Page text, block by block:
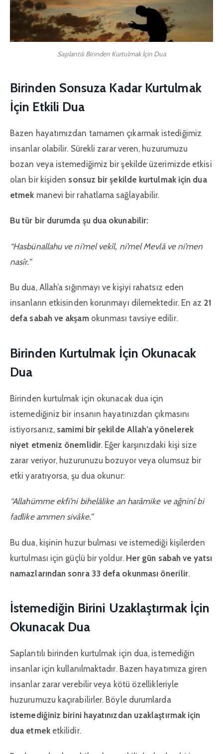
Saplantılı Birinden Kurtulmak İçin Dua
Birinden Sonsuza Kadar Kurtulmak
İçin Etkili Dua
Bazen hayatımızdan tamamen çıkarmak istediğimiz
insanlar olabilir. Sürekli zarar veren, huzurumuzu
bozan veya istemediğimiz bir şekilde üzerimizde etkisi
olan bir kişiden sonsuz bir şekilde kurtulmak için dua
etmek manevi bir rahatlama sağlayabilir.
Bu tür bir durumda şu dua okunabilir:
“Hasbünallahu ve ni’mel vekîl, ni’mel Mevlâ ve ni’men
nasîr.”
Bu dua, Allah’a sığınmayı ve kişiyi rahatsız eden
insanların etkisinden korunmayı dilemektedir. En az 21
defa sabah ve akşamokunması tavsiye edilir.
Birinden Kurtulmak İçin Okunacak
Dua
Birinden kurtulmak için okunacak dua için
istemediğiniz bir insanın hayatınızdan çıkmasını
istiyorsanız, samimi bir şekilde Allah’a yönelerek
niyet etmeniz önemlidir. Eğer karşınızdaki kişi size
zarar veriyor, huzurunuzu bozuyor veya olumsuz bir
etki yaratıyorsa, şu dua okunur:
“Allahümme ekfi’ni bihelâlike an harâmike ve ağninî bi
fadlike ammen sivâke.”
Bu dua, kişinin huzur bulması ve istemediği kişilerden
kurtulması için güçlü bir yoldur. Her gün sabah ve yatsı
namazlarından sonra 33 defa okunması önerilir.
İstemediğin Birini Uzaklaştırmak İçin
Okunacak Dua
Saplantılı birinden kurtulmak için dua, istemediğin
insanlar için kullanılmaktadır. Bazen hayatımıza giren
insanlar zarar verebilir veya kötü özellikleriyle
huzurumuzu kaçırabilirler. Böyle durumlarda
istemediğiniz birini hayatınızdan uzaklaştırmak için
dua etmeketkilidir.